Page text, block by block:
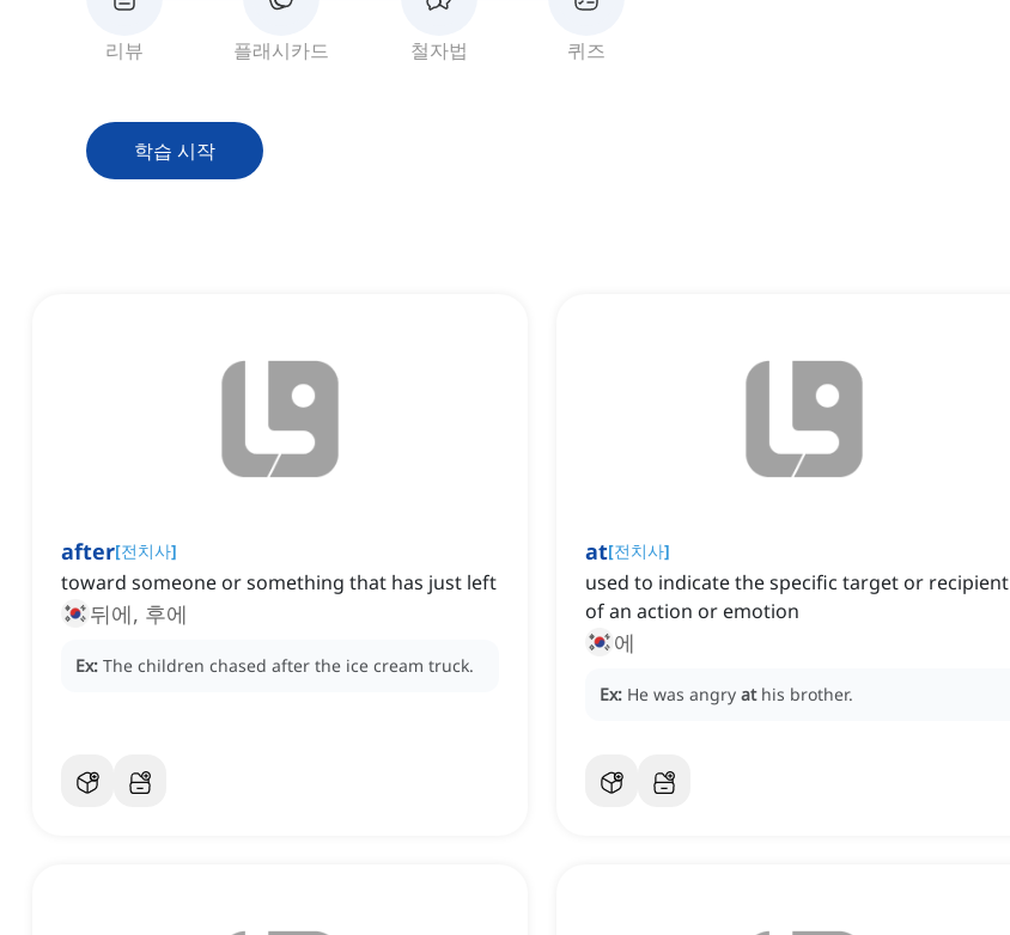
리뷰 플래시카드 철자법 퀴즈
학습 시작
after[전치사]
toward someone or something that has just left
뒤에, 후에
Ex: The children chased after the ice cream truck.
at[전치사]
used to indicate the specific target or recipient
of an action or emotion
에
Ex: He was angry at his brother.